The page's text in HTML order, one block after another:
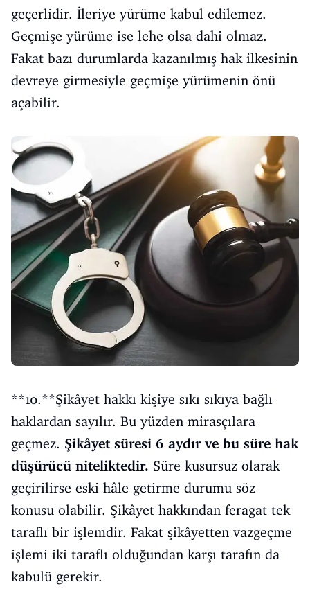
geçerlidir. İleriye yürüme kabul edilemez.
Geçmişe yürüme ise lehe olsa dahi olmaz.
Fakat bazı durumlarda kazanılmış hak ilkesinin
devreye girmesiyle geçmişe yürümenin önü
açabilir.
**10.**Şikâyet hakkı kişiye sıkı sıkıya bağlı
haklardan sayılır. Bu yüzden mirasçılara
geçmez. Şikâyet süresi 6 aydır ve bu süre hak
düşürücü niteliktedir. Süre kusursuz olarak
geçirilirse eski hâle getirme durumu söz
konusu olabilir. Şikâyet hakkından feragat tek
taraflı bir işlemdir. Fakat şikâyetten vazgeçme
işlemi iki taraflı olduğundan karşı tarafın da
kabulü gerekir.